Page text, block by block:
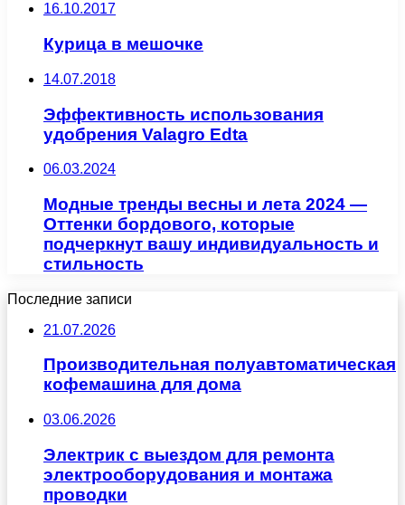
16.10.2017
Курица в мешочке
14.07.2018
Эффективность использования
удобрения Valagro Edta
06.03.2024
Модные тренды весны и лета 2024 —
Оттенки бордового, которые
подчеркнут вашу индивидуальность и
стильность
Последние записи
21.07.2026
Производительная полуавтоматическая
кофемашина для дома
03.06.2026
Электрик с выездом для ремонта
электрооборудования и монтажа
проводки